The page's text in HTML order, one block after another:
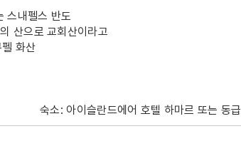
스내펠스 반도
산으로 교회산이라고
화산
숙소: 아이슬란드에어 호텔 하마르 또는 동급